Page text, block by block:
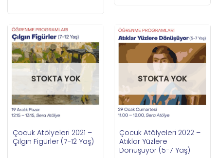
STOKTA YOK
Çocuk Atölyeleri 2021 –
Çılgın Figürler (7-12 Yaş)
STOKTA YOK
Çocuk Atölyeleri 2022 –
Atıklar Yüzlere
Dönüşüyor (5-7 Yaş)